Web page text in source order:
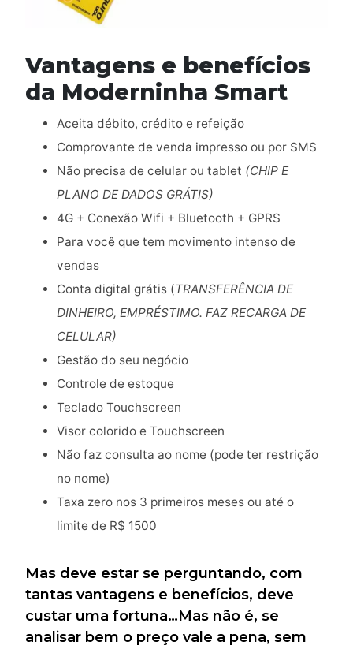
Vantagens e benefícios
da Moderninha Smart
Aceita débito, crédito e refeição
Comprovante de venda impresso ou por SMS
Não precisa de celular ou tablet (CHIP E
PLANO DE DADOS GRÁTIS)
4G + Conexão Wifi + Bluetooth + GPRS
Para você que tem movimento intenso de
vendas
Conta digital grátis (TRANSFERÊNCIA DE
DINHEIRO, EMPRÉSTIMO. FAZ RECARGA DE
CELULAR)
Gestão do seu negócio
Controle de estoque
Teclado Touchscreen
Visor colorido e Touchscreen
Não faz consulta ao nome (pode ter restrição
no nome)
Taxa zero nos 3 primeiros meses ou até o
limite de R$ 1500
Mas deve estar se perguntando, com
tantas vantagens e benefícios, deve
custar uma fortuna…Mas não é, se
analisar bem o preço vale a pena, sem